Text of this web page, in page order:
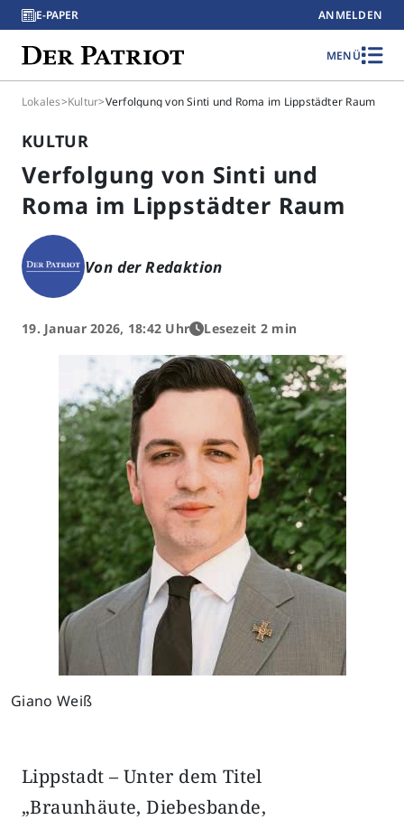
E-PAPER ANMELDEN
MENÜ
Lokales>Kultur>Verfolgung von Sinti und Roma im Lippstädter Raum
KULTUR
Verfolgung von Sinti und
Roma im Lippstädter Raum
Von der Redaktion
19. Januar 2026, 18:42 Uhr Lesezeit 2 min
Giano Weiß
Lippstadt – Unter dem Titel
„Braunhäute, Diebesbande,